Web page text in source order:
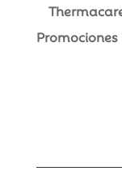
Promociones